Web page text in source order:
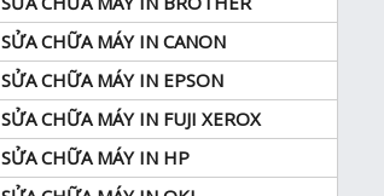
SỬA CHỮA MÁY IN CANON
SỬA CHỮA MÁY IN EPSON
SỬA CHỮA MÁY IN FUJI XEROX
SỬA CHỮA MÁY IN HP